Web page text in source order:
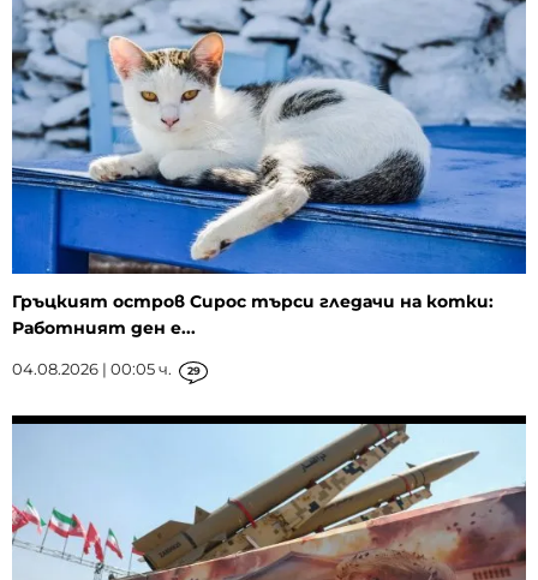
Гръцкият остров Сирос търси гледачи на котки:
Работният ден е...
04.08.2026 | 00:05 ч. 29